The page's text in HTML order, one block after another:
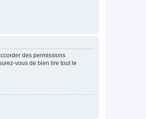
des permissions
vous de bien lire tout le